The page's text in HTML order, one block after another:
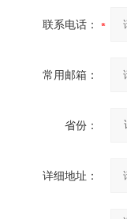
联系电话：
常用邮箱：
省份：
详细地址：